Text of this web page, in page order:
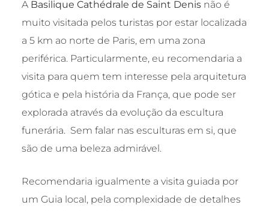
A Basilique Cathédrale de Saint Denis não é
muito visitada pelos turistas por estar localizada
a 5 km ao norte de Paris, em uma zona
periférica. Particularmente, eu recomendaria a
visita para quem tem interesse pela arquitetura
gótica e pela história da França, que pode ser
explorada através da evolução da escultura
funerária. Sem falar nas esculturas em si, que
são de uma beleza admirável.
Recomendaria igualmente a visita guiada por
um Guia local, pela complexidade de detalhes